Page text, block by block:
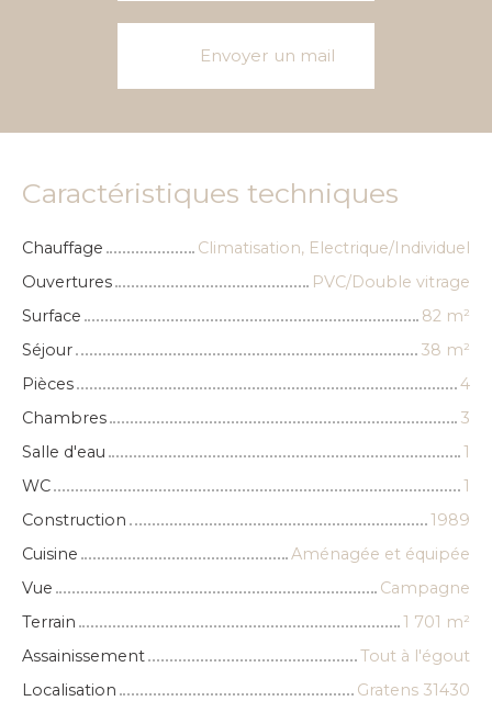
Envoyer un mail
Caractéristiques techniques
Chauffage
Climatisation, Electrique/Individuel
Ouvertures
PVC/Double vitrage
Surface
82 m²
Séjour
38 m²
Pièces
4
Chambres
3
Salle d'eau
1
WC
1
Construction
1989
Cuisine
Aménagée et équipée
Vue
Campagne
Terrain
1 701 m²
Assainissement
Tout à l'égout
Localisation
Gratens 31430